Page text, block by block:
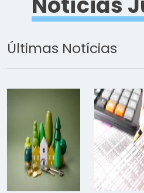
Últimas Notícias